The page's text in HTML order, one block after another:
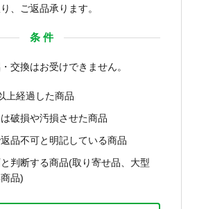
、ご返品承ります。
条 件
交換はお受けできません。
上経過した商品
破損や汚損させた商品
品不可と明記している商品
判断する商品(取り寄せ品、大型
品)